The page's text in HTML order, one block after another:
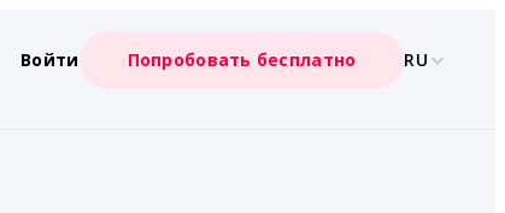
Войти Попробовать бесплатно RU